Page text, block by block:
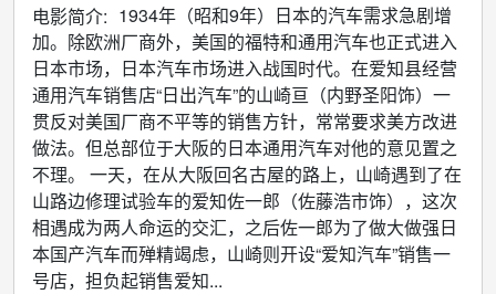
电影简介: 1934年（昭和9年）日本的汽车需求急剧增
加。除欧洲厂商外，美国的福特和通用汽车也正式进入
日本市场，日本汽车市场进入战国时代。在爱知县经营
通用汽车销售店“日出汽车”的山崎亘（内野圣阳饰）一
贯反对美国厂商不平等的销售方针，常常要求美方改进
做法。但总部位于大阪的日本通用汽车对他的意见置之
不理。 一天，在从大阪回名古屋的路上，山崎遇到了在
山路边修理试验车的爱知佐一郎（佐藤浩市饰），这次
相遇成为两人命运的交汇，之后佐一郎为了做大做强日
本国产汽车而殚精竭虑，山崎则开设“爱知汽车”销售一
号店，担负起销售爱知...